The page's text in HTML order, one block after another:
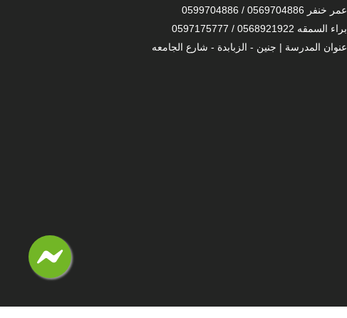
عمر خنفر 0569704886 / 0599704886
براء السمقه 0568921922 / 0597175777
عنوان المدرسة | جنين - الزبابدة - شارع الجامعه